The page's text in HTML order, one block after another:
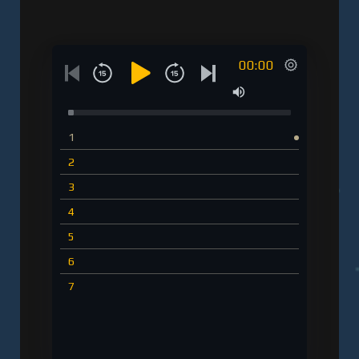
00:00
1
2
3
4
5
6
7